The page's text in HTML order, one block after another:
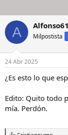
A Alfonso61
Milpostista
24 Abr 2025
¿Es esto lo que
Edito: Quito todo
mía. Perdón.